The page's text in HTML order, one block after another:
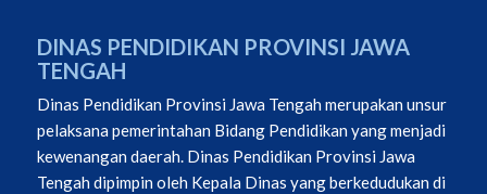
DINAS PENDIDIKAN PROVINSI JAWA
TENGAH
Dinas Pendidikan Provinsi Jawa Tengah merupakan unsur
pelaksana pemerintahan Bidang Pendidikan yang menjadi
kewenangan daerah. Dinas Pendidikan Provinsi Jawa
Tengah dipimpin oleh Kepala Dinas yang berkedudukan di